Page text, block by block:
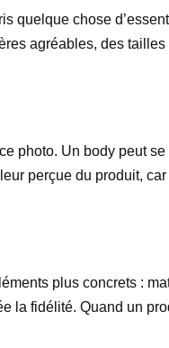
quelque chose
agréables, des
photo. Un body peut
perçue du produit,
plus concrets :
la fidélité. Quand un